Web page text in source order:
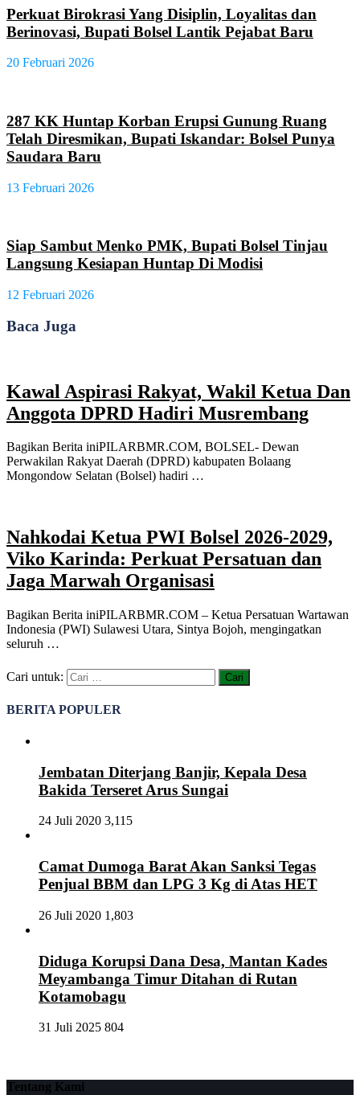
Perkuat Birokrasi Yang Disiplin, Loyalitas dan
Berinovasi, Bupati Bolsel Lantik Pejabat Baru
20 Februari 2026
287 KK Huntap Korban Erupsi Gunung Ruang
Telah Diresmikan, Bupati Iskandar: Bolsel Punya
Saudara Baru
13 Februari 2026
Siap Sambut Menko PMK, Bupati Bolsel Tinjau
Langsung Kesiapan Huntap Di Modisi
12 Februari 2026
Baca Juga
Kawal Aspirasi Rakyat, Wakil Ketua Dan
Anggota DPRD Hadiri Musrembang
Bagikan Berita iniPILARBMR.COM, BOLSEL- Dewan
Perwakilan Rakyat Daerah (DPRD) kabupaten Bolaang
Mongondow Selatan (Bolsel) hadiri …
Nahkodai Ketua PWI Bolsel 2026-2029,
Viko Karinda: Perkuat Persatuan dan
Jaga Marwah Organisasi
Bagikan Berita iniPILARBMR.COM – Ketua Persatuan Wartawan
Indonesia (PWI) Sulawesi Utara, Sintya Bojoh, mengingatkan
seluruh …
Cari untuk:
BERITA POPULER
Jembatan Diterjang Banjir, Kepala Desa
Bakida Terseret Arus Sungai
24 Juli 2020 3,115
Camat Dumoga Barat Akan Sanksi Tegas
Penjual BBM dan LPG 3 Kg di Atas HET
26 Juli 2020 1,803
Diduga Korupsi Dana Desa, Mantan Kades
Meyambanga Timur Ditahan di Rutan
Kotamobagu
31 Juli 2025 804
Tentang Kami